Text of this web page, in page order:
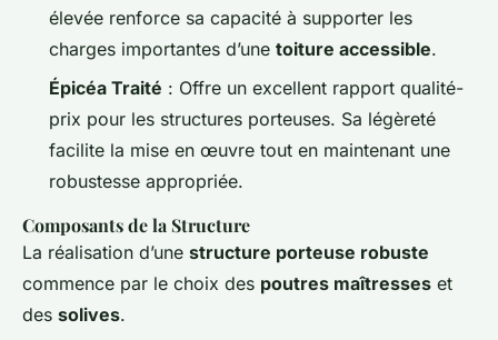
élevée renforce sa capacité à supporter les
charges importantes d’une toiture accessible.
Épicéa Traité : Offre un excellent rapport qualité-
prix pour les structures porteuses. Sa légèreté
facilite la mise en œuvre tout en maintenant une
robustesse appropriée.
Composants de la Structure
La réalisation d’une structure porteuse robuste
commence par le choix des poutres maîtresses et
des solives.